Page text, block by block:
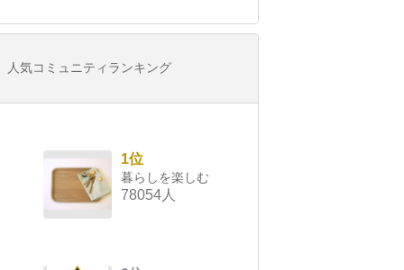
人気コミュニティランキング
1位
暮らしを楽しむ
78054人